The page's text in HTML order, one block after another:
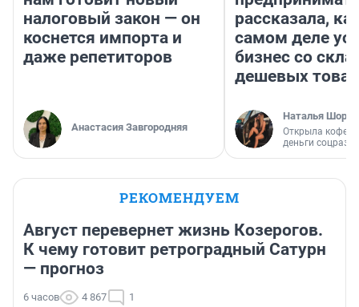
налоговый закон — он
коснется импорта и
даже репетиторов
Анастасия Завгородняя
рассказала,
самом деле
бизнес со
дешевых
Наталья
Открыла
деньги
РЕКОМЕНДУЕМ
Август перевернет жизнь Козерогов.
К чему готовит ретроградный Сатурн
— прогноз
6 часов 4 867 1